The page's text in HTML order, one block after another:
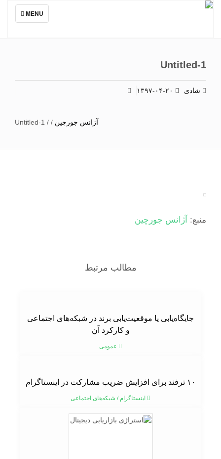
TOGGLE
NAVIGATION
MENU
Untitled-1
شادی
آژانس جورچین/
/
Untitled-1
منبع:آژانس جورچین
مطالب مرتبط
جایگاه‌یابی یا موقعیت‌یابی برند در شبکه‌های اجتماعی
و کارکرد آن
عمومی
۱۰ ترفند برای افزایش ضریب مشارکت در اینستاگرام
اینستاگرام/شبکه‌های اجتماعی